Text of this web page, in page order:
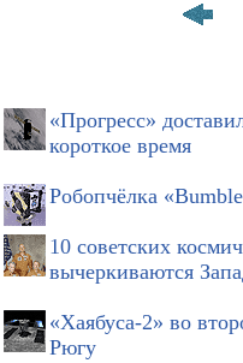
«Прогресс»
короткое время
Робопчёлка
10 советских
вычеркиваются
«Хаябуса-2» во
Рюгу